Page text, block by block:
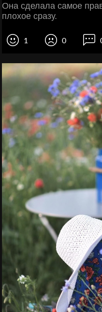
Она сделала самое
плохое сразу.
1 0